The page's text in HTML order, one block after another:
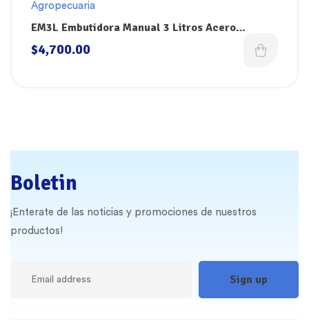
Agropecuaria
EM3L Embutidora Manual 3 Litros Acero
Inoxidable 304 Dokin
$4,700.00
Boletin
¡Enterate de las noticias y promociones de nuestros
productos!